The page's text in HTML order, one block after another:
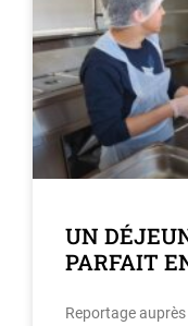
UN
PARFAIT
Reportage auprès